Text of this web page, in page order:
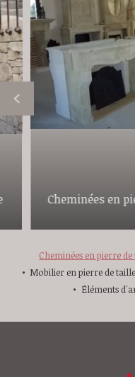
Cheminées en
Cheminées en pierre
Mobilier en pierre de taille
Éléments